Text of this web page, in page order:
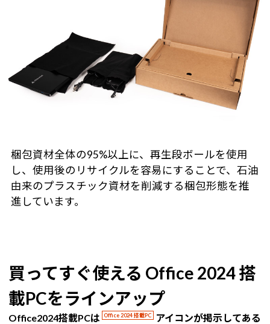
梱包資材全体の95%以上に、再生段ボールを使用
し、使用後のリサイクルを容易にすることで、石油
由来のプラスチック資材を削減する梱包形態を推
進しています。
買ってすぐ使える Office 2024 搭
載PCをラインアップ
Office2024搭載PCは Office 2024 搭載PC
アイコンが掲示してある